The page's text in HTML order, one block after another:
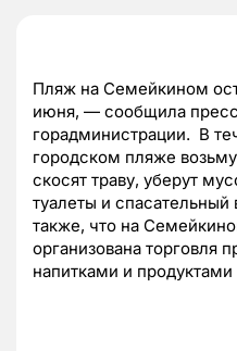
Пляж на Семейкином
июня, — сообщила
горадминистрации. В
городском пляже
скосят траву, уберут
туалеты и спасательный
также, что на
организована торговля
напитками и продуктами